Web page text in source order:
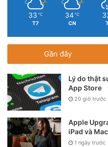
33 ℃
T7
34 ℃
CN
Gần đây
Lý do thật
App Store
20 giờ trước
Apple
iPad và
1 ngày trước